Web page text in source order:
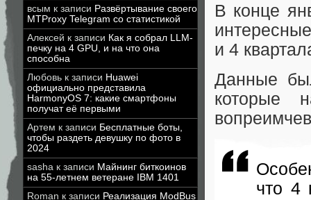
всым к записи Развёртывание своего
MTProxy Telegram со статистикой
Алексей к записи Как я собрал LLM-
печку на 4 GPU, и на что она
способна
Любовь к записи Huawei
официально представила
HarmonyOS 7: какие смартфоны
получат её первыми
Артем к записи Бесплатные боты,
чтобы раздеть девушку по фото в
2024
sasha к записи Майнинг биткоинов
на 55-летнем ветеране IBM 1401
Roman к записи Реализация ModBus
В конце
и 4
Данные
которые
что 4